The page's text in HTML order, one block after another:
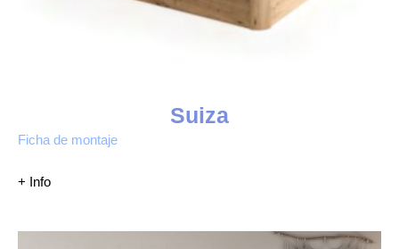
Suiza
Ficha de montaje
+ Info